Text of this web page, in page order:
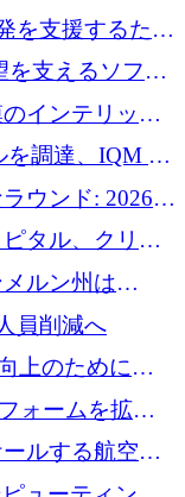
ラウンドを終了
を支援するため
を支えるソフト
インテリック
トウェアファ
を調達、IQM が
子企業とな
プ資金調達
ウンド: 2026
資金調達
タル、クリメ
対策ハードウ
6,000万ユーロ
ルン州は
オープンソース
員削減へ
上のために
ーロを調達
ォームを拡張
万ドルを確保
ルする航空イ